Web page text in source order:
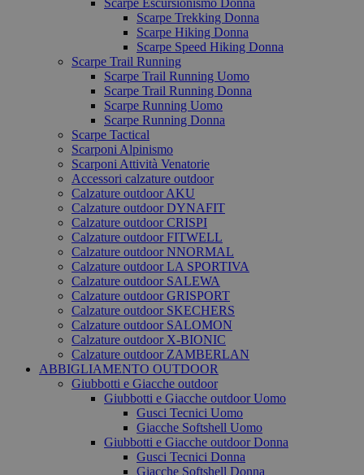
Scarpe Escursionismo Donna
Scarpe Trekking Donna
Scarpe Hiking Donna
Scarpe Speed Hiking Donna
Scarpe Trail Running
Scarpe Trail Running Uomo
Scarpe Trail Running Donna
Scarpe Running Uomo
Scarpe Running Donna
Scarpe Tactical
Scarponi Alpinismo
Scarponi Attività Venatorie
Accessori calzature outdoor
Calzature outdoor AKU
Calzature outdoor DYNAFIT
Calzature outdoor CRISPI
Calzature outdoor FITWELL
Calzature outdoor NNORMAL
Calzature outdoor LA SPORTIVA
Calzature outdoor SALEWA
Calzature outdoor GRISPORT
Calzature outdoor SKECHERS
Calzature outdoor SALOMON
Calzature outdoor X-BIONIC
Calzature outdoor ZAMBERLAN
ABBIGLIAMENTO OUTDOOR
Giubbotti e Giacche outdoor
Giubbotti e Giacche outdoor Uomo
Gusci Tecnici Uomo
Giacche Softshell Uomo
Giubbotti e Giacche outdoor Donna
Gusci Tecnici Donna
Giacche Softshell Donna